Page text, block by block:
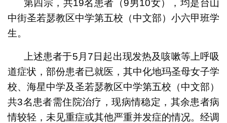
第四宗，共19名患者（9男10女），均是台山
中街圣若瑟教区中学第五校（中文部）小六甲班学
生。
上述患者于5月7日起出现发热及咳嗽等上呼吸
道症状，部份患者已就医，其中化地玛圣母女子学
校、海星中学及圣若瑟教区中学第五校（中文部）
共3名患者需住院治疗，现病情稳定，其余患者病
情较轻，未见重症或其他严重并发症的情况。经调